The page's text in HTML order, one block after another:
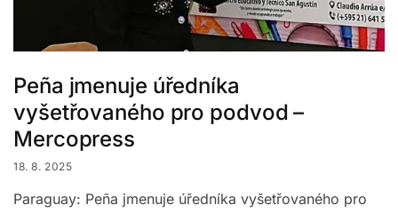
Peña jmenuje úředníka
vyšetřovaného pro podvod –
Mercopress
18. 8. 2025
Paraguay: Peña jmenuje úředníka vyšetřovaného pro